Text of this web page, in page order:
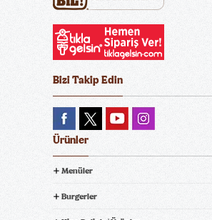
Bizi Takip Edin
Ürünler
Menüler
Burgerler